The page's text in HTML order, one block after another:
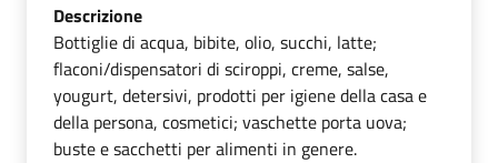
Descrizione
Bottiglie di acqua, bibite, olio, succhi, latte;
flaconi/dispensatori di sciroppi, creme, salse,
yougurt, detersivi, prodotti per igiene della casa e
della persona, cosmetici; vaschette porta uova;
buste e sacchetti per alimenti in genere.